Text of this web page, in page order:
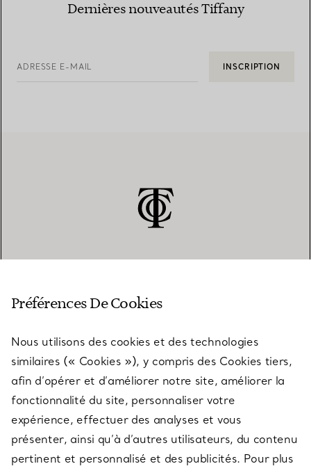
Dernières nouveautés Tiffany
ADRESSE E-MAIL INSCRIPTION
SERVICES
À PROPOS
QUESTIONS LÉGALES
Préférences De Cookies
Nous utilisons des cookies et des technologies
similaires (« Cookies »), y compris des Cookies tiers,
afin d’opérer et d’améliorer notre site, améliorer la
fonctionnalité du site, personnaliser votre
expérience, effectuer des analyses et vous
présenter, ainsi qu’à d’autres utilisateurs, du contenu
pertinent et personnalisé et des publicités. Pour plus